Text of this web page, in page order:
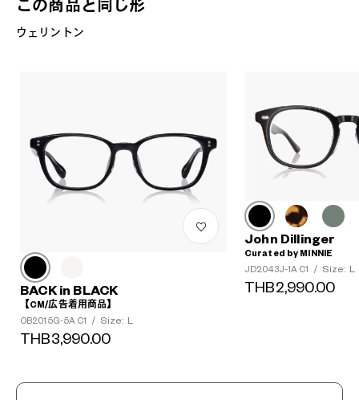
この商品と同じ形
ウェリントン
BACK in BLACK
【CM/広告着用商品】
OB2015G-5A C1
/ Size: L
THB3,990.00
John Dillinger
Curated by MINNIE
JD2043J-1A C1
/ Size: L
THB2,990.00